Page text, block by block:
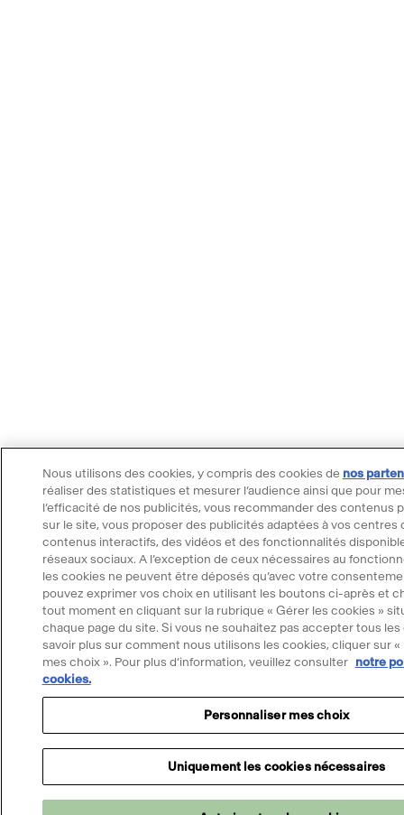
Merci d'accepter les cookies pour utiliser
Mona
Nous utilisons des cookies, y compris des cookies de nos
réaliser des statistiques et mesurer l’audience ainsi que pour
l’efficacité de nos publicités, vous recommander des contenus
sur le site, vous proposer des publicités adaptées à vos centres
contenus interactifs, des vidéos et des fonctionnalités
réseaux sociaux. A l’exception de ceux nécessaires au
les cookies ne peuvent être déposés qu’avec votre
pouvez exprimer vos choix en utilisant les boutons ci-après et
tout moment en cliquant sur la rubrique « Gérer les cookies »
chaque page du site. Si vous ne souhaitez pas accepter tous les
savoir plus sur comment nous utilisons les cookies, cliquer sur «
mes choix ». Pour plus d’information, veuillez consulter
notre
cookies.
Personnaliser mes choix
Uniquement les cookies nécessaires